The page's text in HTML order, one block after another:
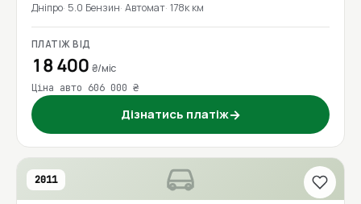
Дніпро 5.0 Бензин Автомат 178к км
ПЛАТІЖ ВІД
18 400 ₴/міс
Ціна авто 606 000 ₴
Дізнатись платіж→
2011